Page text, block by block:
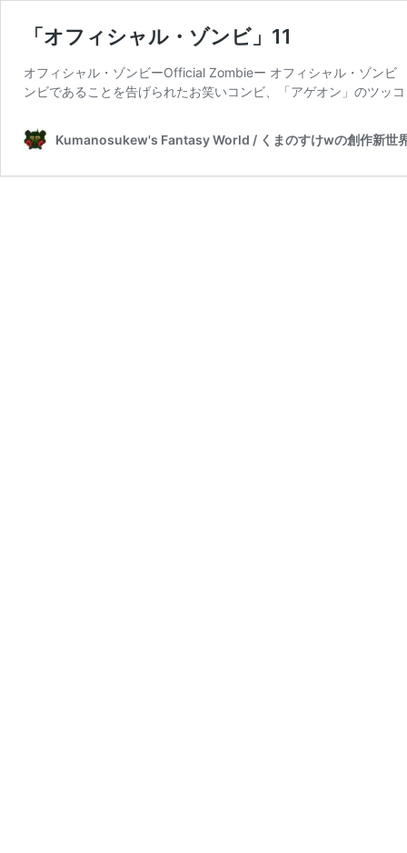
「オフィシャル・ゾンビ」11
オフィシャル・ゾンビーOfficial Zombieー オフィシャル・ゾ
ンビであることを告げられたお笑いコンビ、「アゲオン」のツッ
Kumanosukew's Fantasy World / くまのすけwの創作新世